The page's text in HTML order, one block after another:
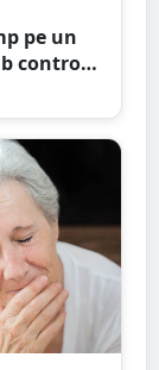
pe un
control.